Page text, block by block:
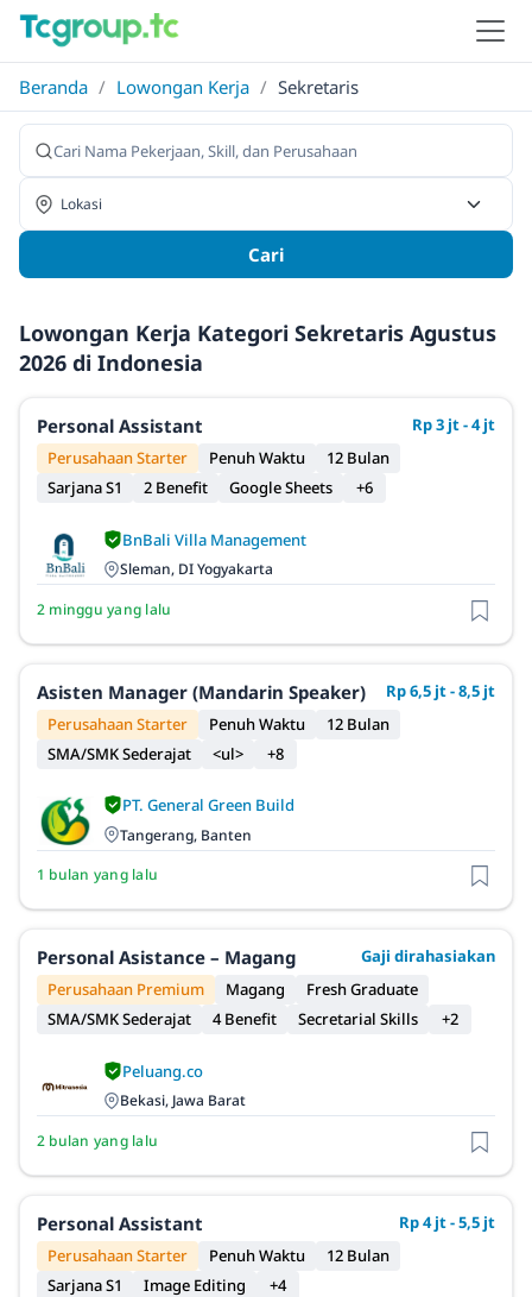
Beranda / Lowongan Kerja / Sekretaris
Cari
Lowongan Kerja Kategori Sekretaris Agustus
2026 di Indonesia
Personal Assistant
Rp 3 jt - 4 jt
Perusahaan Starter
Penuh Waktu
12 Bulan
Sarjana S1
2 Benefit Google Sheets +6
BnBali Villa Management
Sleman, DI Yogyakarta
2 minggu yang lalu
Asisten Manager (Mandarin Speaker)
Rp 6,5 jt - 8,5 jt
Perusahaan Starter
Penuh Waktu
12 Bulan
SMA/SMK Sederajat
<ul> +8
PT. General Green Build
Tangerang, Banten
1 bulan yang lalu
Personal Asistance – Magang
Gaji dirahasiakan
Perusahaan Premium
Magang
Fresh Graduate
SMA/SMK Sederajat
4 Benefit Secretarial Skills +2
Peluang.co
Bekasi, Jawa Barat
2 bulan yang lalu
Personal Assistant
Rp 4 jt - 5,5 jt
Perusahaan Starter
Penuh Waktu
12 Bulan
Sarjana S1
Image Editing +4